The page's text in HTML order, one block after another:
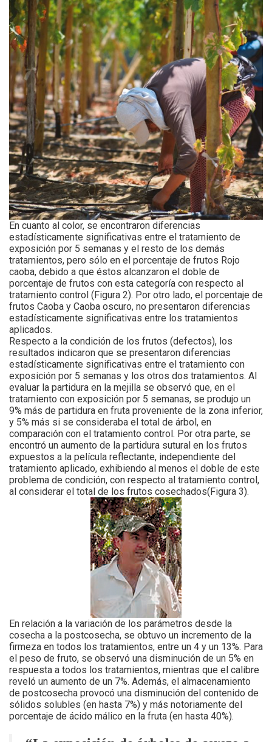
En cuanto al color, se encontraron diferencias
estadísticamente significativas entre el tratamiento de
exposición por 5 semanas y el resto de los demás
tratamientos, pero sólo en el porcentaje de frutos Rojo
caoba, debido a que éstos alcanzaron el doble de
porcentaje de frutos con esta categoría con respecto al
tratamiento control (Figura 2). Por otro lado, el porcentaje de
frutos Caoba y Caoba oscuro, no presentaron diferencias
estadísticamente significativas entre los tratamientos
aplicados.
Respecto a la condición de los frutos (defectos), los
resultados indicaron que se presentaron diferencias
estadísticamente significativas entre el tratamiento con
exposición por 5 semanas y los otros dos tratamientos. Al
evaluar la partidura en la mejilla se observó que, en el
tratamiento con exposición por 5 semanas, se produjo un
9% más de partidura en fruta proveniente de la zona inferior,
y 5% más si se consideraba el total de árbol, en
comparación con el tratamiento control. Por otra parte, se
encontró un aumento de la partidura sutural en los frutos
expuestos a la película reflectante, independiente del
tratamiento aplicado, exhibiendo al menos el doble de este
problema de condición, con respecto al tratamiento control,
al considerar el total de los frutos cosechados(Figura 3).
En relación a la variación de los parámetros desde la
cosecha a la postcosecha, se obtuvo un incremento de la
firmeza en todos los tratamientos, entre un 4 y un 13%. Para
el peso de fruto, se observó una disminución de un 5% en
respuesta a todos los tratamientos, mientras que el calibre
reveló un aumento de un 7%. Además, el almacenamiento
de postcosecha provocó una disminución del contenido de
sólidos solubles (en hasta 7%) y más notoriamente del
porcentaje de ácido málico en la fruta (en hasta 40%).